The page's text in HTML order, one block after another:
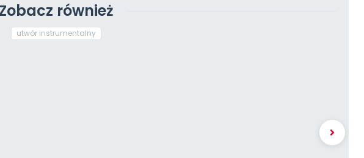
Zobacz również
utwór instrumentalny